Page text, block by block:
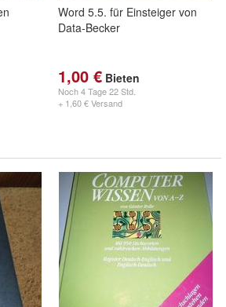
Word 5.5. für Einsteiger von
Data-Becker
1,00 € Bieten
Noch4 Tage 22 Std.
+ 1,60 € Versand